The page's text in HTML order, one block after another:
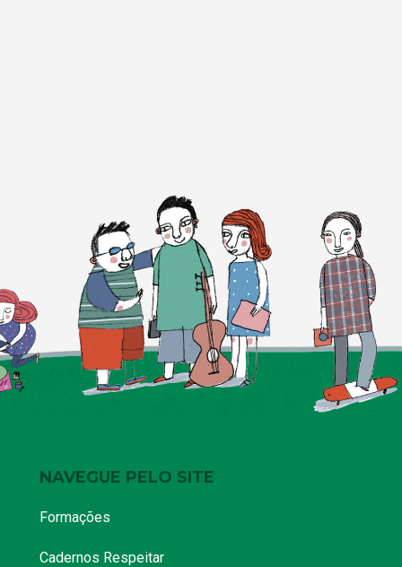
NAVEGUE PELO SITE
Formações
Cadernos Respeitar